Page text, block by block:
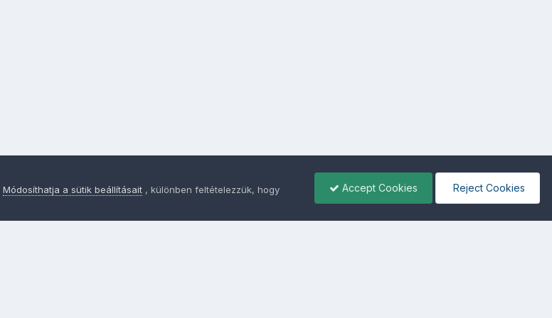
Módosíthatja a sütik beállításait , különben feltételezzük, hogy
Accept Cookies Reject Cookies